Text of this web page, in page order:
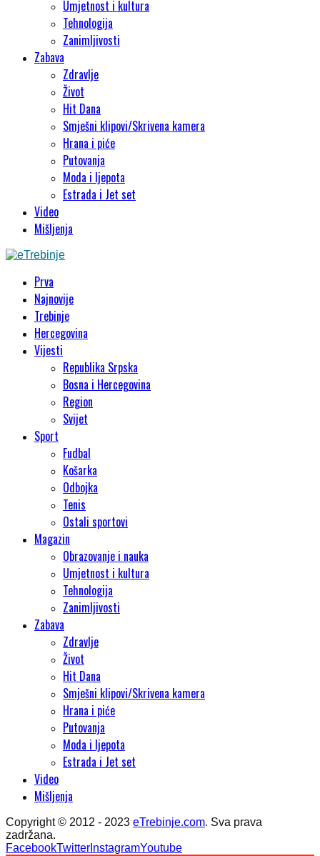
Umjetnost i kultura
Tehnologija
Zanimljivosti
Zabava
Zdravlje
Život
Hit Dana
Smješni klipovi/Skrivena kamera
Hrana i piće
Putovanja
Moda i ljepota
Estrada i Jet set
Video
Mišljenja
Prva
Najnovije
Trebinje
Hercegovina
Vijesti
Republika Srpska
Bosna i Hercegovina
Region
Svijet
Sport
Fudbal
Košarka
Odbojka
Tenis
Ostali sportovi
Magazin
Obrazovanje i nauka
Umjetnost i kultura
Tehnologija
Zanimljivosti
Zabava
Zdravlje
Život
Hit Dana
Smješni klipovi/Skrivena kamera
Hrana i piće
Putovanja
Moda i ljepota
Estrada i Jet set
Video
Mišljenja
Copyright © 2012 - 2023 eTrebinje.com. Sva prava
zadržana.
FacebookTwitter InstagramYoutube